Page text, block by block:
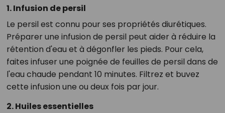
1. Infusion de persil
Le persil est connu pour ses propriétés diurétiques.
Préparer une infusion de persil peut aider à réduire la
rétention d'eau et à dégonfler les pieds. Pour cela,
faites infuser une poignée de feuilles de persil dans de
l'eau chaude pendant 10 minutes. Filtrez et buvez
cette infusion une ou deux fois par jour.
2. Huiles essentielles